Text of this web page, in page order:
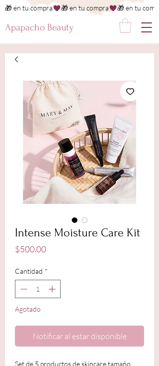
Apapacho Beauty
🎁 en tu compra
Intense Moisture Care Kit
$500.00Precio
Cantidad *
Agotado
Notificar al estar disponible
Set de 5 productos de skincare tamaño